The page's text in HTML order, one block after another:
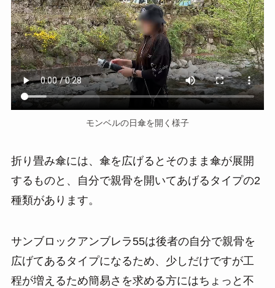
モンベルの日傘を開く様子
折り畳み傘には、傘を広げるとそのまま傘が展開
するものと、自分で親骨を開いてあげるタイプの2
種類があります。
サンブロックアンブレラ55は後者の自分で親骨を
広げてあるタイプになるため、少しだけですが工
程が増えるため簡易さを求める方にはちょっと不